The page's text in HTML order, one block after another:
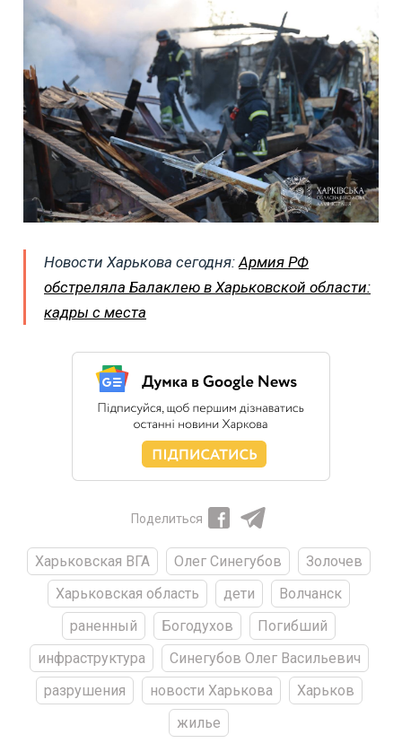
Новости Харькова сегодня: Армия РФ
обстреляла Балаклею в Харьковской области:
кадры с места
Поделиться
Харьковская ВГА Олег Синегубов
Золочев
Харьковская область
дети
Волчанск
раненный
Богодухов
Погибший
инфраструктура
Синегубов Олег Васильевич
разрушения
новости Харькова
Харьков
жилье